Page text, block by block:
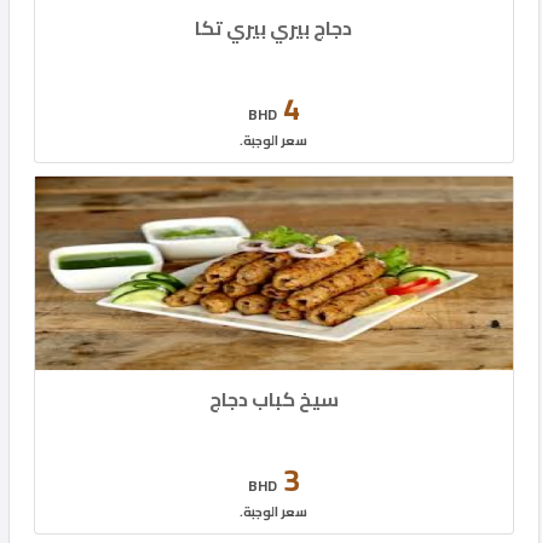
دجاج بيري بيري تكا
4
BHD
سعر الوجبة.
سيخ كباب دجاج
3
BHD
سعر الوجبة.